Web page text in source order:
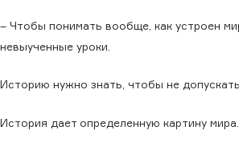
– Чтобы понимать вообще, как устроен
невыученные уроки.
Историю нужно знать, чтобы не
История дает определенную картину